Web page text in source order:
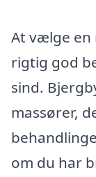
At vælge en
rigtig god
sind.
massører,
om du har